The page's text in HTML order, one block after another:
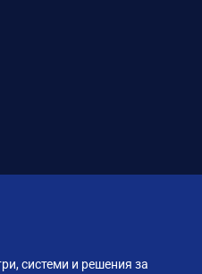
системи и решения за